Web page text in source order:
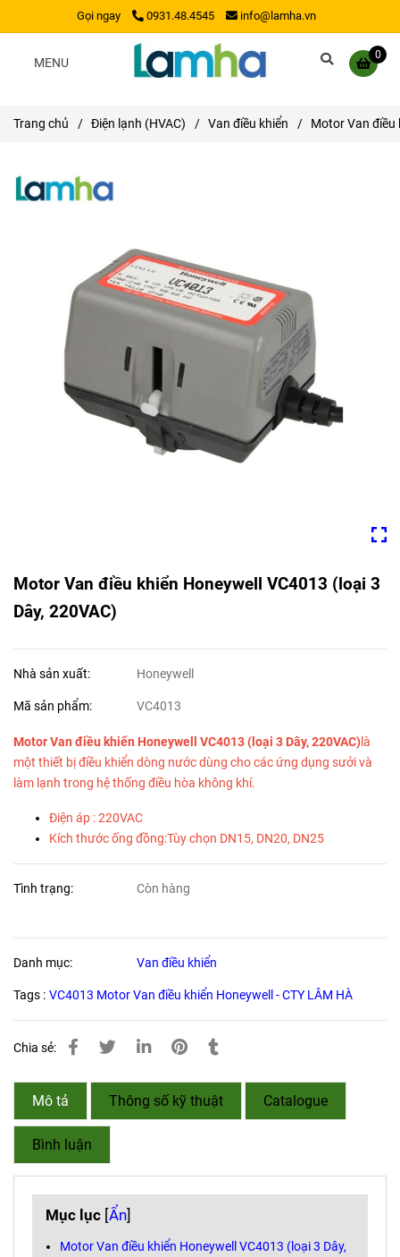
Gọi ngay 0931.48.4545 info@lamha.vn
0
MENU
Trang chủ / Điện lạnh (HVAC) / Van điều khiển / Motor Van điều
Motor Van điều khiển Honeywell VC4013 (loại 3
Dây, 220VAC)
Nhà sản xuất: Honeywell
Mã sản phẩm: VC4013
Motor Van điều khiển Honeywell VC4013 (loại 3 Dây, 220VAC)là
một thiết bị điều khiển dòng nước dùng cho các ứng dụng sưởi và
làm lạnh trong hệ thống điều hòa không khí.
Điện áp : 220VAC
Kích thước ống đồng:Tùy chọn DN15, DN20, DN25
Tình trạng: Còn hàng
Danh mục: Van điều khiển
Tags : VC4013 Motor Van điều khiển Honeywell - CTY LÂM HÀ
Chia sẻ:
Mô tả Thông số kỹ thuật Catalogue
Bình luận
Mục lục [Ẩn]
Motor Van điều khiển Honeywell VC4013 (loại 3 Dây,